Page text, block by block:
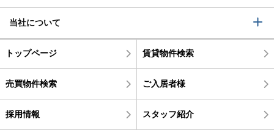
当社について
トップページ 賃貸物件検索
売買物件検索 ご入居者様
採用情報 スタッフ紹介